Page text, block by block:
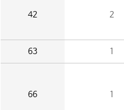
42 2
63 1
66 1